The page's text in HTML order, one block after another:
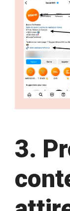
3.